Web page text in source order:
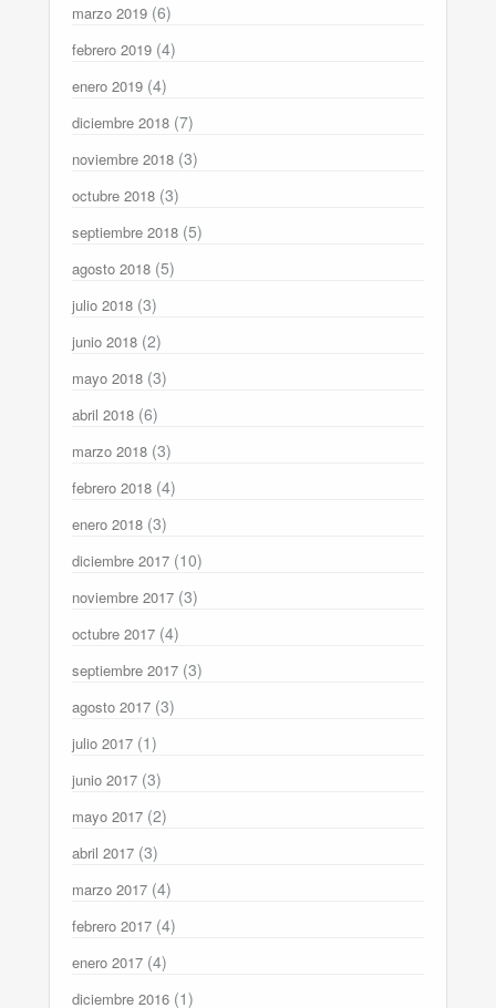
marzo 2019 (6)
febrero 2019 (4)
enero 2019 (4)
diciembre 2018 (7)
noviembre 2018 (3)
octubre 2018 (3)
septiembre 2018 (5)
agosto 2018 (5)
julio 2018 (3)
junio 2018 (2)
mayo 2018 (3)
abril 2018 (6)
marzo 2018 (3)
febrero 2018 (4)
enero 2018 (3)
diciembre 2017 (10)
noviembre 2017 (3)
octubre 2017 (4)
septiembre 2017 (3)
agosto 2017 (3)
julio 2017 (1)
junio 2017 (3)
mayo 2017 (2)
abril 2017 (3)
marzo 2017 (4)
febrero 2017 (4)
enero 2017 (4)
diciembre 2016 (1)